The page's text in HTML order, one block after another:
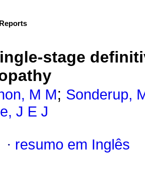
stage
M M; Sonderup,
J E J
· resumo em Inglês